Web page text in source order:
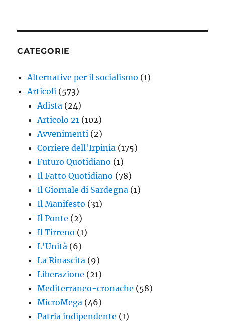
CATEGORIE
Alternative per il socialismo (1)
Articoli (573)
Adista (24)
Articolo 21 (102)
Avvenimenti (2)
Corriere dell'Irpinia (175)
Futuro Quotidiano (1)
Il Fatto Quotidiano (78)
Il Giornale di Sardegna (1)
Il Manifesto (31)
Il Ponte (2)
Il Tirreno (1)
L'Unità (6)
La Rinascita (9)
Liberazione (21)
Mediterraneo-cronache (58)
MicroMega (46)
Patria indipendente (1)